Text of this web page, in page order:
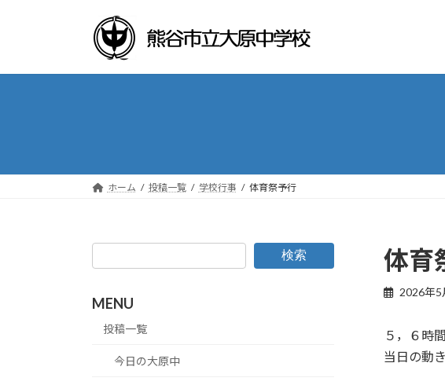
プ
動
ホーム 投稿一覧 学校行事 体育祭予行
体育
2026年5
５，６時
当日の動
検索
MENU
投稿一覧
今日の大原中